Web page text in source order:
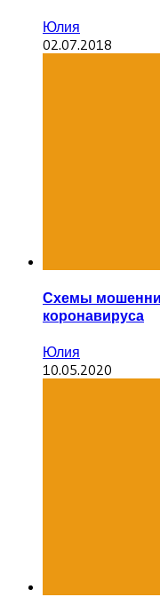
Юлия
02.07.2018
Схемы
коронавируса
Юлия
10.05.2020